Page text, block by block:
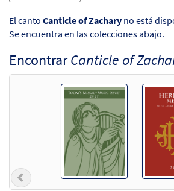
El canto Canticle of Zachary no está
Se encuentra en las colecciones abajo.
EncontrarCanticle of
Previous